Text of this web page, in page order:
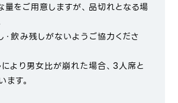
量をご用意しますが、品切れとなる場
・飲み残しがないようご協力くださ
により男女比が崩れた場合、3人席と
す。